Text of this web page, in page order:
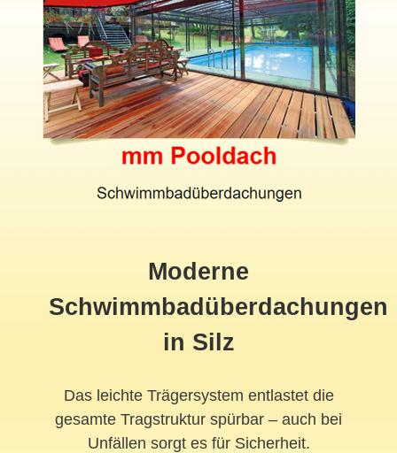
Moderne
Schwimmbadüberdachungen
in Silz
Das leichte Trägersystem entlastet die
gesamte Tragstruktur spürbar – auch bei
Unfällen sorgt es für Sicherheit.